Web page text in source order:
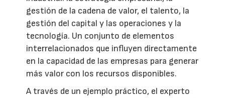
gestión de la cadena de valor, el talento, la
gestión del capital y las operaciones y la
tecnología. Un conjunto de elementos
interrelacionados que influyen directamente
en la capacidad de las empresas para generar
más valor con los recursos disponibles.
A través de un ejemplo práctico, el experto